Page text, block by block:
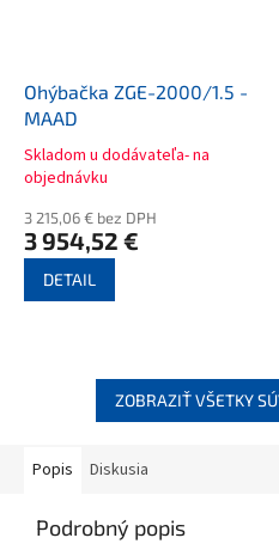
Ohýbačka ZGE-2000/1.5 -
MAAD
Priemerné
hodnotenie
produktu
je
3,9
5
Skladom u dodávateľa- na
objednávku
3 215,06 € bez DPH
3 954,52 €
DETAIL
ZOBRAZIŤ VŠETKY
Popis Diskusia
Podrobný popis